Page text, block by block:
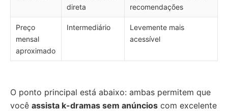
direta
recomendações
Preço
mensal
aproximado
Intermediário
Levemente mais
acessível
O ponto principal está abaixo: ambas permitem que
você assista k-dramas sem anúncios com excelente